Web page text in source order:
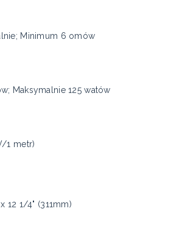
Minimum 6 omów
Maksymalnie 125 watów
1 metr)
12 1/4" (311mm)